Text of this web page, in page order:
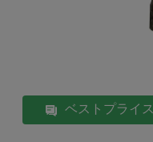
ベストプライス